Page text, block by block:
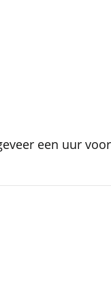
een uur